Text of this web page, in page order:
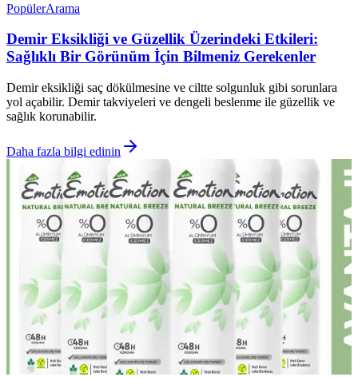
PopülerArama
Demir Eksikliği ve Güzellik Üzerindeki Etkileri:
Sağlıklı Bir Görünüm İçin Bilmeniz Gerekenler
Demir eksikliği saç dökülmesine ve ciltte solgunluk gibi sorunlara
yol açabilir. Demir takviyeleri ve dengeli beslenme ile güzellik ve
sağlık korunabilir.
Daha fazla bilgi edinin